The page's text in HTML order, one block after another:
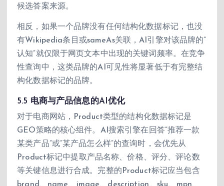
候选答案来源。
相反，如果一个品牌没有任何结构化数据标记，也没
有Wikipedia条目或sameAs关联，AI引擎对该品牌的”
认知”就仅限于网页文本中出现的关键词频率。在竞争
性查询中，这类品牌的AI可见性将显著低于有完整结
构化数据标记的品牌。
5.5 电商与产品信息的AI优化
对于电商网站，Product类型的结构化数据标记是
GEO策略的核心组件。AI搜索引擎在回答”推荐一款
某类产品”或”某产品怎么样”的查询时，会优先从
Product标记中提取产品名称、价格、评分、评论数
等关键信息进行合成。完整的Product标记应当包含
brand、name、image、description、sku、mpn、